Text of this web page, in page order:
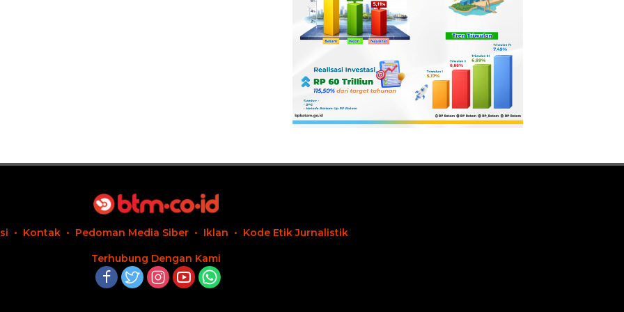
Kontak Pedoman Media Siber Iklan Kode Etik Jurnalistik
Terhubung Dengan Kami